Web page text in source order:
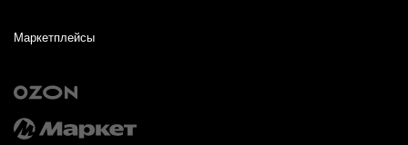
Маркетплейсы